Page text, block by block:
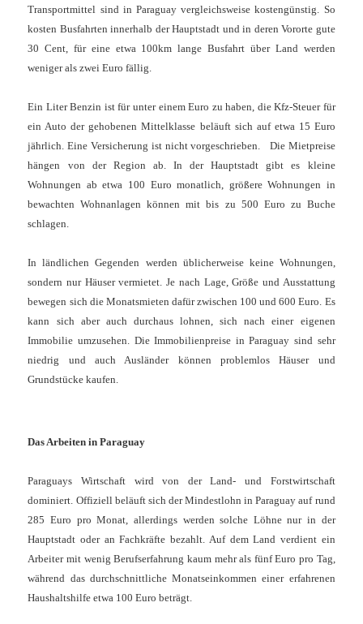
Transportmittel sind in Paraguay vergleichsweise kostengünstig. So
kosten Busfahrten innerhalb der Hauptstadt und in deren Vororte gute
30 Cent, für eine etwa 100km lange Busfahrt über Land werden
weniger als zwei Euro fällig.
Ein Liter Benzin ist für unter einem Euro zu haben, die Kfz-Steuer für
ein Auto der gehobenen Mittelklasse beläuft sich auf etwa 15 Euro
jährlich. Eine Versicherung ist nicht vorgeschrieben. Die Mietpreise
hängen von der Region ab. In der Hauptstadt gibt es kleine
Wohnungen ab etwa 100 Euro monatlich, größere Wohnungen in
bewachten Wohnanlagen können mit bis zu 500 Euro zu Buche
schlagen.
In ländlichen Gegenden werden üblicherweise keine Wohnungen,
sondern nur Häuser vermietet. Je nach Lage, Größe und Ausstattung
bewegen sich die Monatsmieten dafür zwischen 100 und 600 Euro. Es
kann sich aber auch durchaus lohnen, sich nach einer eigenen
Immobilie umzusehen. Die Immobilienpreise in Paraguay sind sehr
niedrig und auch Ausländer können problemlos Häuser und
Grundstücke kaufen.
Das Arbeiten in Paraguay
Paraguays Wirtschaft wird von der Land- und Forstwirtschaft
dominiert. Offiziell beläuft sich der Mindestlohn in Paraguay auf rund
285 Euro pro Monat, allerdings werden solche Löhne nur in der
Hauptstadt oder an Fachkräfte bezahlt. Auf dem Land verdient ein
Arbeiter mit wenig Berufserfahrung kaum mehr als fünf Euro pro Tag,
während das durchschnittliche Monatseinkommen einer erfahrenen
Haushaltshilfe etwa 100 Euro beträgt.